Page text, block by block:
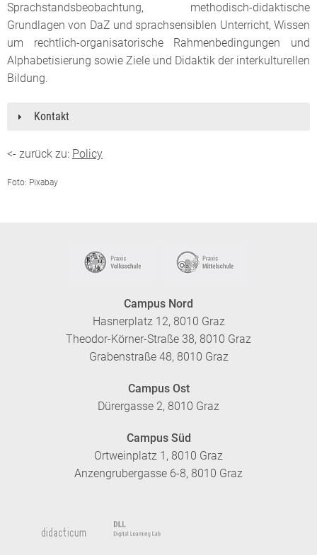
Sprachstandsbeobachtung, methodisch-didaktische
Grundlagen von DaZ und sprachsensiblen Unterricht, Wissen
um rechtlich-organisatorische Rahmenbedingungen und
Alphabetisierung sowie Ziele und Didaktik der interkulturellen
Bildung.
Kontakt
<- zurück zu: Policy
Foto: Pixabay
Campus Nord
Hasnerplatz 12, 8010 Graz
Theodor-Körner-Straße 38, 8010 Graz
Grabenstraße 48, 8010 Graz
Campus Ost
Dürergasse 2, 8010 Graz
Campus Süd
Ortweinplatz 1, 8010 Graz
Anzengrubergasse 6-8, 8010 Graz